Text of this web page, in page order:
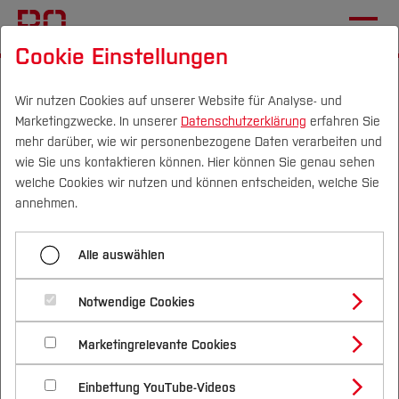
Campus Personen DE|EN Quicklinks
Studium
Studienangebote
Bachelorstudiengänge
Masterstudiengänge
Vor dem Studium
Bewerben & Einschreiben
Bewerbungsportal
Im Studium
Studienbüros und Prüfungen
Nach dem Studium
Forschung & Transfer
Profil
Forschungs- und Transferprofil
Schwerpunkte (FuT)
Beratung & Förderung
Nachhaltigkeit
Nachhaltigkeit studieren
International
Hochschulkommunikation
Newsletter (intern)
#15
Menü aufklappen
#01
#03
#04
Newsletter #15 der
Hochschule Bochum
Cookie Einstellungen
Wir nutzen Cookies auf unserer Website für Analyse- und
Marketingzwecke. In unserer Datenschutzerklärung erfahren Sie
mehr darüber, wie wir personenbezogene Daten verarbeiten und
wie Sie uns kontaktieren können. Hier können Sie genau sehen
welche Cookies wir nutzen und können entscheiden, welche Sie
annehmen.
Alle auswählen
Notwendige Cookies
Marketingrelevante Cookies
Einbettung YouTube-Videos